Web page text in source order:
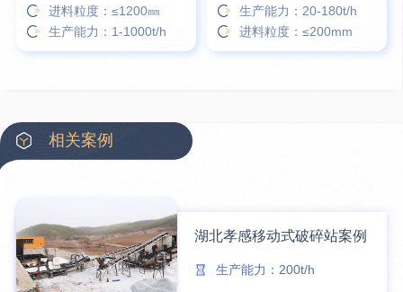
进料粒度：≤1200㎜
生产能力：1-1000t/h
生产能力：20-180t/h
进料粒度：≤200mm
相关案例
湖北孝感移动式破碎站案例
生产能力：200t/h